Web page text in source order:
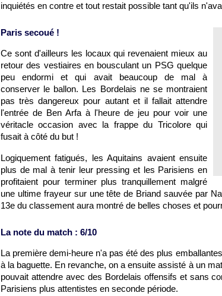
inquiétés en contre et tout restait possible tant qu'ils
Paris secoué !
Ce sont d'ailleurs les locaux qui revenaient mieux au
retour des vestiaires en bousculant un PSG quelque
peu endormi et qui avait beaucoup de mal à
conserver le ballon. Les Bordelais ne se montraient
pas très dangereux pour autant et il fallait attendre
l'entrée de Ben Arfa à l'heure de jeu pour voir une
véritacle occasion avec la frappe du Tricolore qui
fusait à côté du but !
Logiquement fatigués, les Aquitains avaient ensuite
plus de mal à tenir leur pressing et les Parisiens en
profitaient pour terminer plus tranquillement malgré
une ultime frayeur sur une tête de Briand sauvée par
13e du classement aura montré de belles choses et
La note du match : 6/10
La première demi-heure n'a pas été des plus
à la baguette. En revanche, on a ensuite assisté à un
pouvait attendre avec des Bordelais offensifs et sans
Parisiens plus attentistes en seconde période.